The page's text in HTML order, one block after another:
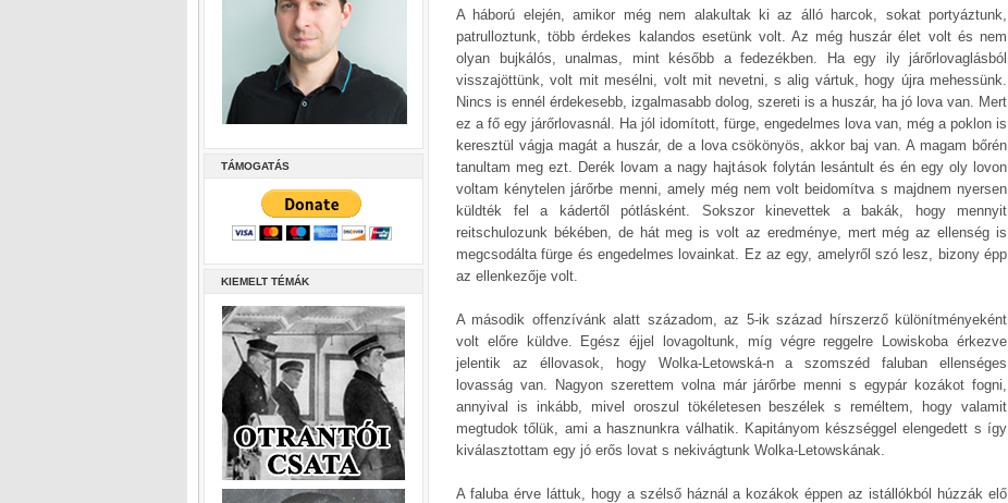
TÁMOGATÁS
KIEMELT TÉMÁK
A háború elején, amikor még nem alakultak ki az álló harcok, sokat portyáztunk,
patrulloztunk, több érdekes kalandos esetünk volt. Az még huszár élet volt és nem
olyan bujkálós, unalmas, mint később a fedezékben. Ha egy ily járőrlovaglásból
visszajöttünk, volt mit mesélni, volt mit nevetni, s alig vártuk, hogy újra mehessünk.
Nincs is ennél érdekesebb, izgalmasabb dolog, szereti is a huszár, ha jó lova van. Mert
ez a fő egy járőrlovasnál. Ha jól idomított, fürge, engedelmes lova van, még a poklon is
keresztül vágja magát a huszár, de a lova csökönyös, akkor baj van. A magam bőrén
tanultam meg ezt. Derék lovam a nagy hajtások folytán lesántult és én egy oly lovon
voltam kénytelen járőrbe menni, amely még nem volt beidomítva s majdnem nyersen
küldték fel a kádertől pótlásként. Sokszor kinevettek a bakák, hogy mennyit
reitschulozunk békében, de hát meg is volt az eredménye, mert még az ellenség is
megcsodálta fürge és engedelmes lovainkat. Ez az egy, amelyről szó lesz, bizony épp
az ellenkezője volt.
A második offenzívánk alatt századom, az 5-ik század hírszerző különítményeként
volt előre küldve. Egész éjjel lovagoltunk, míg végre reggelre Lowiskoba érkezve
jelentik az éllovasok, hogy Wolka-Letowská-n a szomszéd faluban ellenséges
lovasság van. Nagyon szerettem volna már járőrbe menni s egypár kozákot fogni,
annyival is inkább, mivel oroszul tökéletesen beszélek s reméltem, hogy valamit
megtudok tőlük, ami a hasznunkra válhatik. Kapitányom készséggel elengedett s így
kiválasztottam egy jó erős lovat s nekivágtunk Wolka-Letowskának.
A faluba érve láttuk, hogy a szélső háznál a kozákok éppen az istállókból húzzák elő